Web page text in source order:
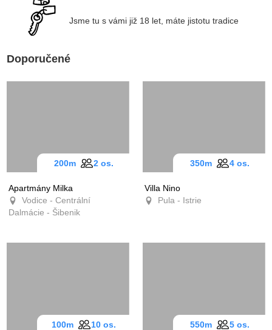
Jsme tu s vámi již 18 let, máte jistotu tradice
Doporučené
Apartmány Milka
Vodice - Centrální
Dalmácie - Šibenik
200m 2 os.
Villa Nino
Pula - Istrie
350m 4 os.
100m 10 os. 550m 5 os.